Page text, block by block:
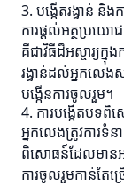
3. បង្កើតរង្វាន់ និង
ការផ្តល់អត្ថប្រយោ
គឺជាវិធីដ៏អស្ចារ្យក្
រង្វាន់ដល់អ្នកលេង
បង្កើនការចូលរួម។
4. ការបង្កើតបទពិ
អ្នកលេងត្រូវការទំ
ពិសោធន៍ដែលមានអ
ការចូលរួមកាន់តែច្